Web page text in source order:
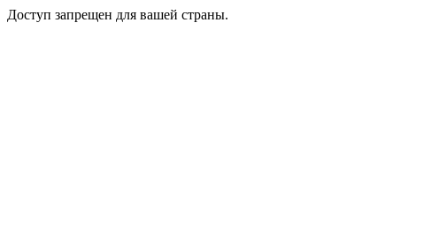
Доступ запрещен для вашей страны.